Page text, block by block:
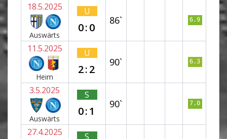
18.5.2025
Auswärts
U
0:0
86` 6.9
11.5.2025
Heim
U
2:2
90` 6.3
3.5.2025
Auswärts
S
0:1
90` 7.0
27.4.2025 S